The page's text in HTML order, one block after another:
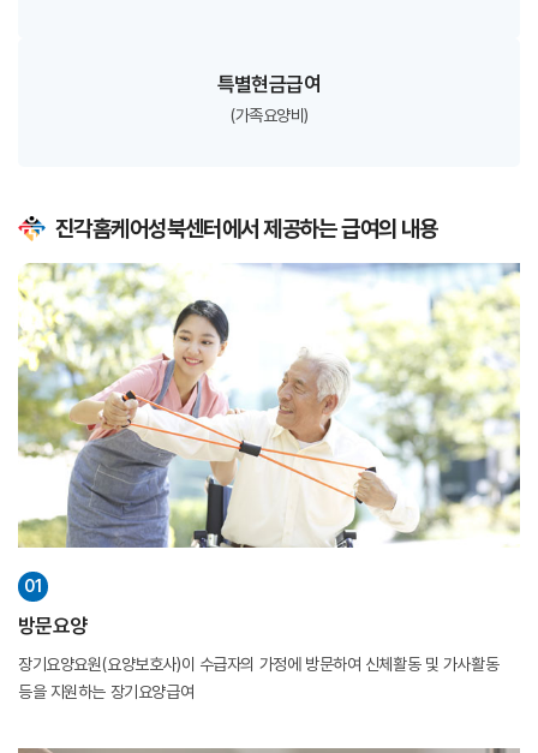
특별현금급여
(가족요양비)
진각홈케어성북센터에서 제공하는 급여의 내용
01
방문요양
장기요양요원(요양보호사)이 수급자의 가정에 방문하여 신체활동 및 가사활동
등을 지원하는 장기요양급여